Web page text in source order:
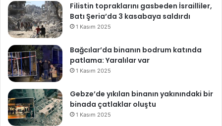
i
h
r
a
c
ı
Filistin topraklarını gasbeden İsrailliler,
Batı Şeria’da 3 kasabaya saldırdı
1 Kasım 2025
Bağcılar’da binanın bodrum katında
patlama: Yaralılar var
1 Kasım 2025
Gebze’de yıkılan binanın yakınındaki bir
binada çatlaklar oluştu
1 Kasım 2025